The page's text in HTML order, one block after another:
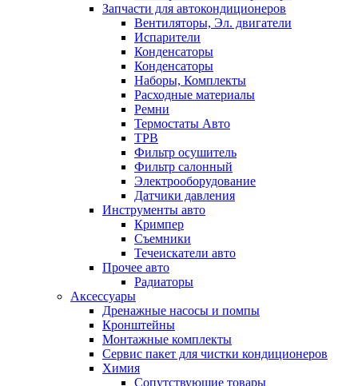
Запчасти для автокондиционеров
Вентиляторы, Эл. двигатели
Испарители
Конденсаторы
Конденсаторы
Наборы, Комплекты
Расходные материалы
Ремни
Термостаты Авто
ТРВ
Фильтр осушитель
Фильтр салонный
Электрооборудование
Датчики давления
Инструменты авто
Кримпер
Съемники
Течеискатели авто
Прочее авто
Радиаторы
Аксессуары
Дренажные насосы и помпы
Кронштейны
Монтажные комплекты
Сервис пакет для чистки кондиционеров
Химия
Сопутствующие товары